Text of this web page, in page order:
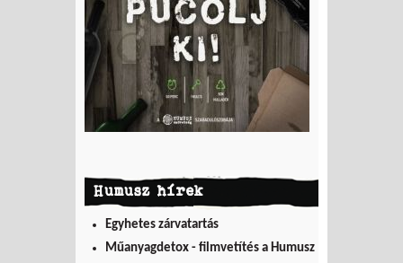
Humusz hírek
Egyhetes zárvatartás
Műanyagdetox - filmvetítés a Humusz